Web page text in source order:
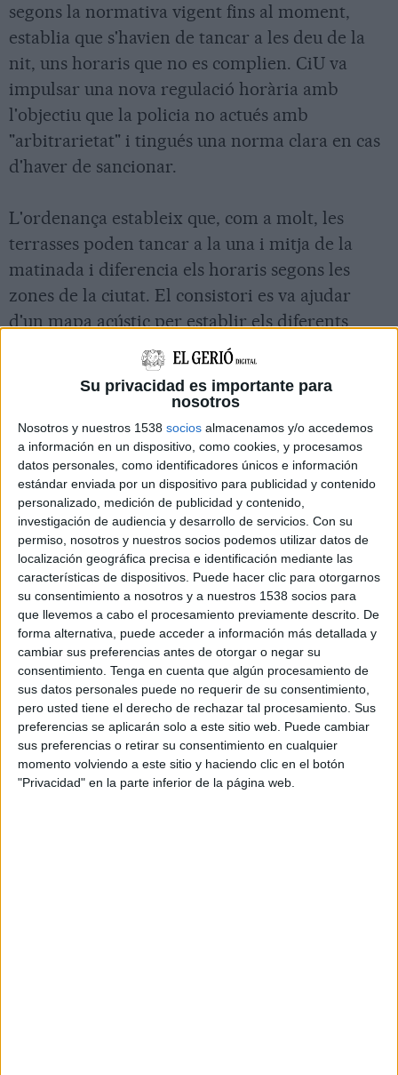
Su privacidad es importante para
nosotros
Nosotros y nuestros 1538 socios almacenamos y/o accedemos
a información en un dispositivo, como cookies, y procesamos
datos personales, como identificadores únicos e información
estándar enviada por un dispositivo para publicidad y contenido
personalizado, medición de publicidad y contenido,
investigación de audiencia y desarrollo de servicios. Con su
permiso, nosotros y nuestros socios podemos utilizar datos de
localización geográfica precisa e identificación mediante las
características de dispositivos. Puede hacer clic para otorgarnos
su consentimiento a nosotros y a nuestros 1538 socios para
que llevemos a cabo el procesamiento previamente descrito. De
forma alternativa, puede acceder a información más detallada y
cambiar sus preferencias antes de otorgar o negar su
consentimiento. Tenga en cuenta que algún procesamiento de
sus datos personales puede no requerir de su consentimiento,
pero usted tiene el derecho de rechazar tal procesamiento. Sus
preferencias se aplicarán solo a este sitio web. Puede cambiar
sus preferencias o retirar su consentimiento en cualquier
momento volviendo a este sitio y haciendo clic en el botón
"Privacidad" en la parte inferior de la página web.
segons la normativa vigent fins al moment,
establia que s'havien de tancar a les deu de la
nit, uns horaris que no es complien. CiU va
impulsar una nova regulació horària amb
l'objectiu que la policia no actués amb
"arbitrarietat" i tingués una norma clara en cas
d'haver de sancionar.
L'ordenança estableix que, com a molt, les
terrasses poden tancar a la una i mitja de la
matinada i diferencia els horaris segons les
zones de la ciutat. El consistori es va ajudar
d'un mapa acústic per establir els diferents
horaris de tancament amb l'objectiu que allà on
les terrasses fessin més fressa -per les
condicions de l'espai o el carrer- haguessin de
tancar abans.
Reducció significativa de les queixes
Les dades sobre les queixes dels veïns
demostren que hi ha hagut un descens
continuat en els anys d'aplicació de l'ordenança.
El 2012 l'ajuntament va rebre 72 queixes de
veïns per molèsties d'alguna de les terrasses de
la ciutat. El 2013 el nombre de queixes veïnals
va caure fins a les 61 i durant l'any passat van
arribar a 42. Això suposa que, des del 2012, el
nombre de queixes per sorolls de terrasses ha
baixat un 73,8% i del 2013 al 2014 la reducció ha
estat del 45,2%.